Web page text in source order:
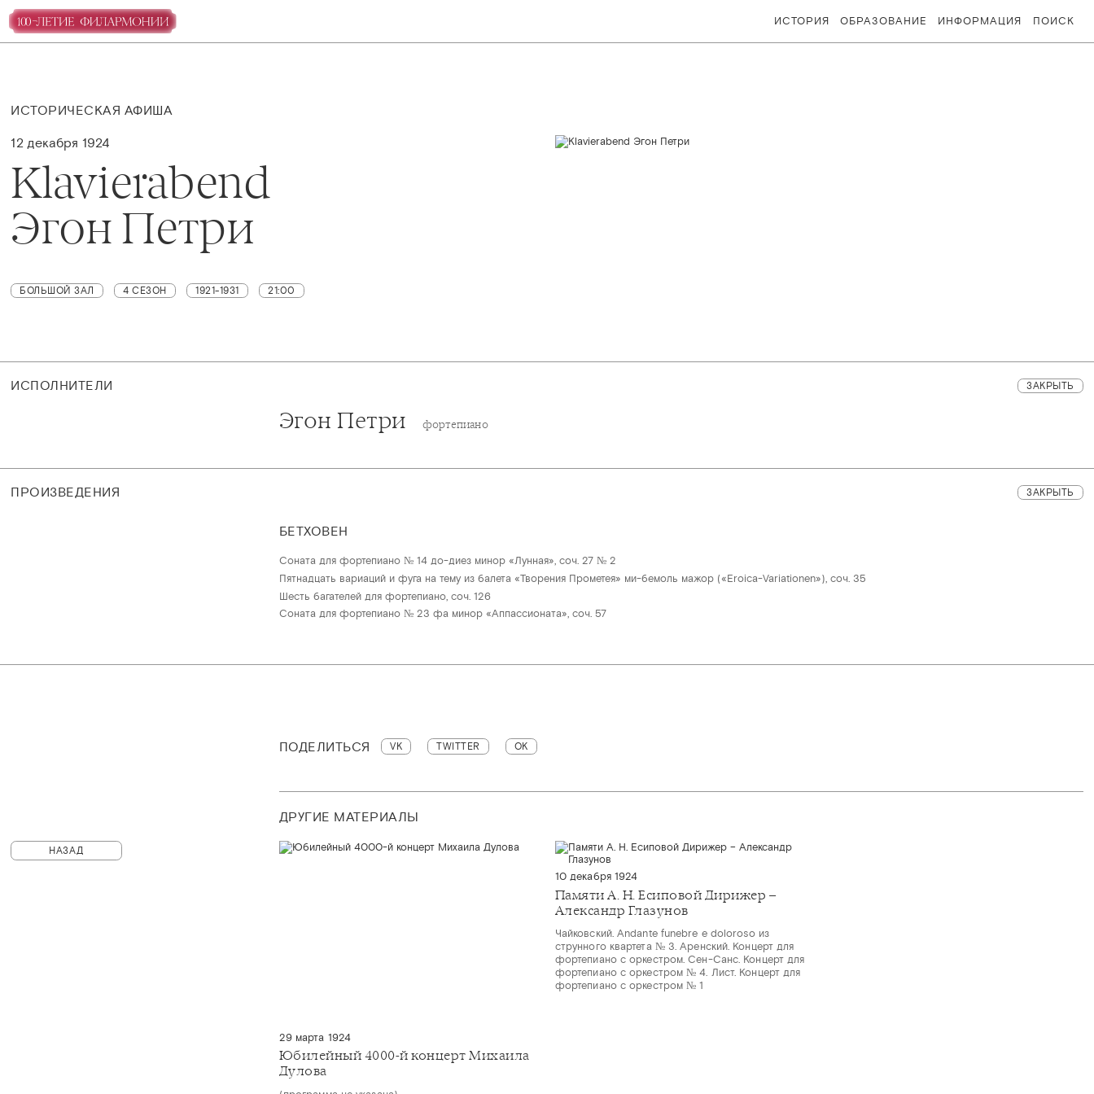
ИСТОРИЯ ОБРАЗОВАНИЕ ИНФОРМАЦИЯ ПОИСК
ИСТОРИЧЕСКАЯ АФИША
12 декабря 1924
Klavierabend
Эгон Петри
БОЛЬШОЙ ЗАЛ 4 СЕЗОН 1921-1931 21:00
ИСПОЛНИТЕЛИ ЗАКРЫТЬ
Эгон Петри фортепиано
ПРОИЗВЕДЕНИЯ ЗАКРЫТЬ
БЕТХОВЕН
Соната для фортепиано № 14 до-диез минор «Лунная», соч. 27 № 2
Пятнадцать вариаций и фуга на тему из балета «Творения Прометея» ми-бемоль мажор («Eroica-Variationen»), соч. 35
Шесть багателей для фортепиано, соч. 126
Соната для фортепиано № 23 фа минор «Аппассионата», соч. 57
ПОДЕЛИТЬСЯ VK TWITTER OK
ДРУГИЕ МАТЕРИАЛЫ
10 декабря 1924
Памяти А. Н. Есиповой Дирижер –
Александр Глазунов
Чайковский. Andante funebre е doloroso из
струнного квартета № 3. Аренский. Концерт для
фортепиано с оркестром. Сен-Санс. Концерт для
фортепиано с оркестром № 4. Лист. Концерт для
фортепиано с оркестром № 1
29 марта 1924
Юбилейный 4000-й концерт Михаила
Дулова
НАЗАД